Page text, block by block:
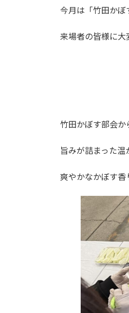
今月は「竹田かぼ
来場者の皆様に大
竹田かぼす部会か
旨みが詰まった温
爽やかなかぼす香